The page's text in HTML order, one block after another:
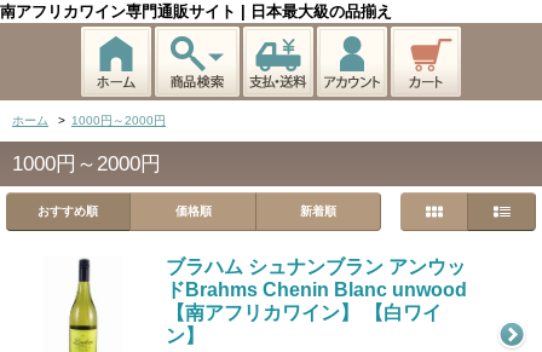
南アフリカワイン専門通販サイト | 日本最大級の品揃え
ホーム > 1000円～2000円
1000円～2000円
おすすめ順 価格順 新着順
ブラハム シュナンブラン アンウッ
ドBrahms Chenin Blanc unwood
【南アフリカワイン】 【白ワイ
ン】